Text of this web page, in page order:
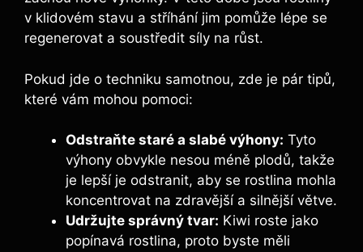
v klidovém stavu a stříhání jim pomůže lépe se
regenerovat a soustředit síly na růst.
Pokud jde o techniku samotnou, zde je pár tipů,
které vám mohou pomoci:
Odstraňte staré a slabé výhony: Tyto
výhony obvykle nesou méně plodů, takže
je lepší je odstranit, aby se rostlina mohla
koncentrovat na zdravější a silnější větve.
Udržujte správný tvar: Kiwi roste jako
popínavá rostlina, proto byste měli